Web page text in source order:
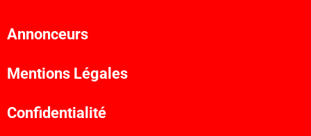
Annonceurs
Mentions Légales
Confidentialité